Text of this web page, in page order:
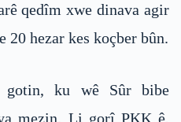
qedîm xwe dinava agir
20 hezar kes koçber bûn.
ku wê Sûr bibe
mezin. Li gorî PKK ê,